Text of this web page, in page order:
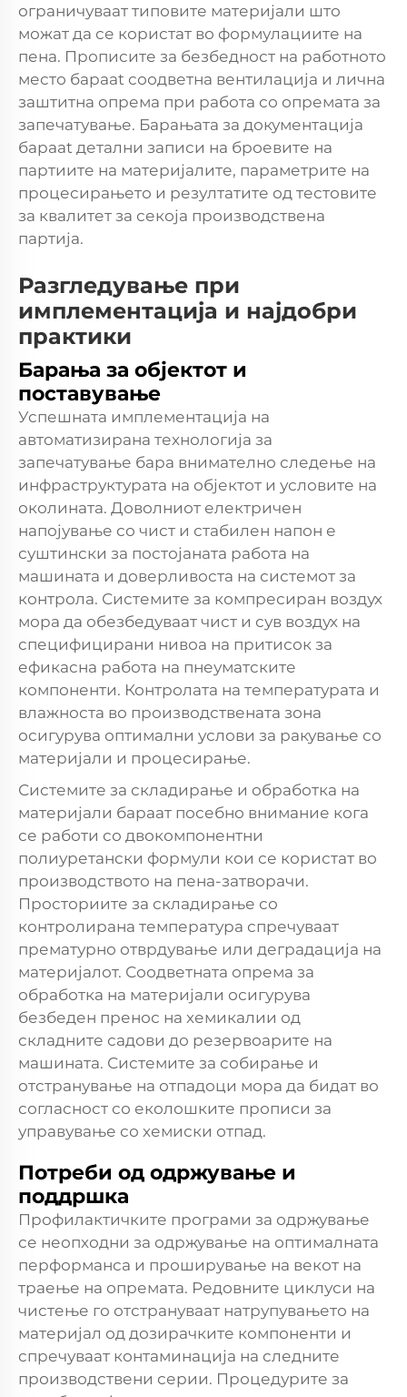
ограничуваат типовите материјали што
можат да се користат во формулациите на
пена. Прописите за безбедност на работното
место барaat соодветна вентилација и лична
заштитна опрема при работа со опремата за
запечатување. Барањата за документација
барaat детални записи на броевите на
партиите на материјалите, параметрите на
процесирањето и резултатите од тестовите
за квалитет за секоја производствена
партија.
Разгледување при
имплементација и најдобри
практики
Барања за објектот и
поставување
Успешната имплементација на
автоматизирана технологија за
запечатување бара внимателно следење на
инфраструктурата на објектот и условите на
околината. Доволниот електричен
напојување со чист и стабилен напон е
суштински за постојаната работа на
машината и доверливоста на системот за
контрола. Системите за компресиран воздух
мора да обезбедуваат чист и сув воздух на
специфицирани нивоа на притисок за
ефикасна работа на пнеуматските
компоненти. Контролата на температурата и
влажноста во производствената зона
осигурува оптимални услови за ракување со
материјали и процесирање.
Системите за складирање и обработка на
материјали бараат посебно внимание кога
се работи со двокомпонентни
полиуретански формули кои се користат во
производството на пена-затворачи.
Просториите за складирање со
контролирана температура спречуваат
прематурно отврдување или деградација на
материјалот. Соодветната опрема за
обработка на материјали осигурува
безбеден пренос на хемикалии од
складните садови до резервоарите на
машината. Системите за собирање и
отстранување на отпадоци мора да бидат во
согласност со еколошките прописи за
управување со хемиски отпад.
Потреби од одржување и
поддршка
Профилактичките програми за одржување
се неопходни за одржување на оптималната
перформанса и проширување на векот на
траење на опремата. Редовните циклуси на
чистење го отстрануваат натрупувањето на
материјал од дозирачките компоненти и
спречуваат контаминација на следните
производствени серии. Процедурите за